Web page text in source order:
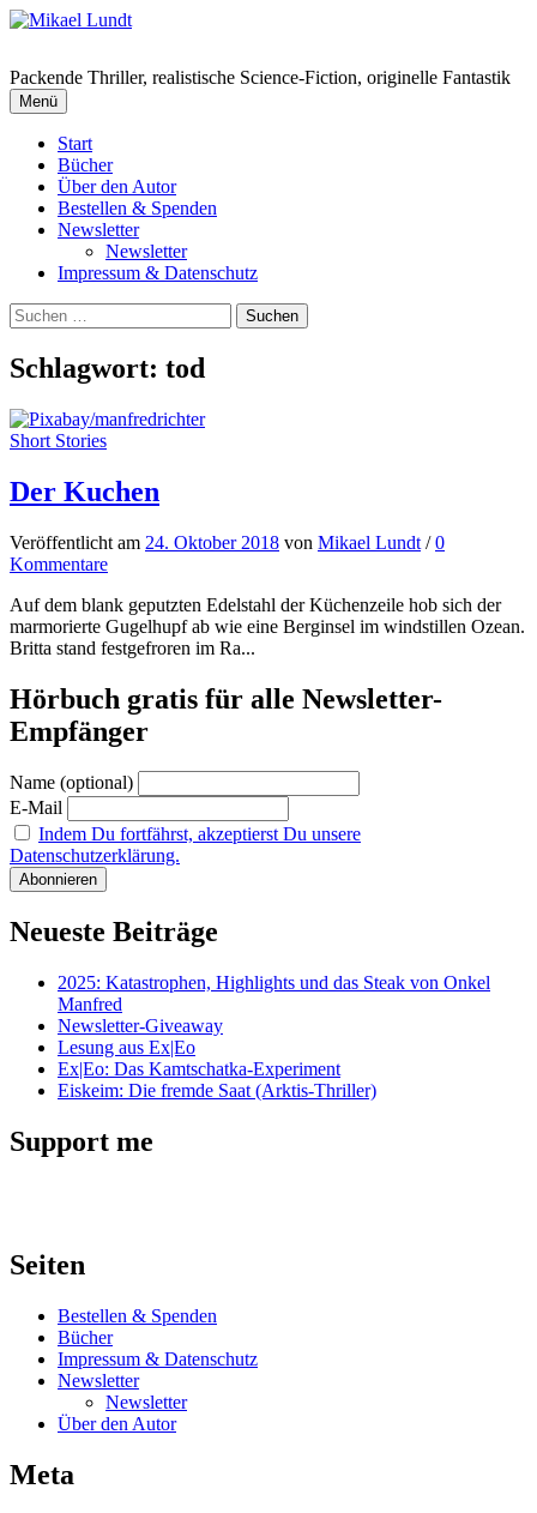
Springe
Packende Thriller, realistische Science-Fiction, originelle Fantastik
Menü
Start
Bücher
Über den Autor
Bestellen & Spenden
Newsletter
Newsletter
Impressum & Datenschutz
Suchen
nach:
Schlagwort: tod
Short Stories
Der Kuchen
Veröffentlicht am 24. Oktober 2018 von Mikael Lundt /0
Kommentare
Auf dem blank geputzten Edelstahl der Küchenzeile hob sich der
marmorierte Gugelhupf ab wie eine Berginsel im windstillen Ozean.
Britta stand festgefroren im Ra...
Hörbuch gratis für alle Newsletter-
Empfänger
Name (optional)
E-Mail
Indem Du fortfährst, akzeptierst Du unsere
Datenschutzerklärung.
Neueste Beiträge
2025: Katastrophen, Highlights und das Steak von Onkel
Manfred
Newsletter-Giveaway
Lesung aus Ex|Eo
Ex|Eo: Das Kamtschatka-Experiment
Eiskeim: Die fremde Saat (Arktis-Thriller)
Support me
Seiten
Bestellen & Spenden
Bücher
Impressum & Datenschutz
Newsletter
Newsletter
Über den Autor
Meta